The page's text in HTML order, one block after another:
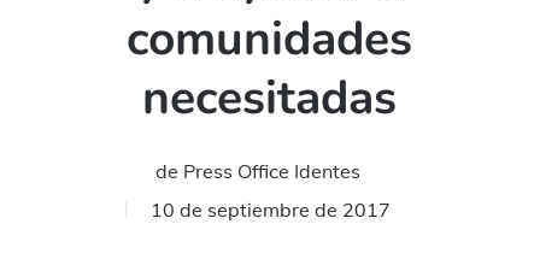
comunidades
necesitadas
de Press Office Identes
10 de septiembre de 2017